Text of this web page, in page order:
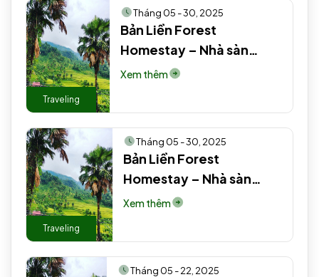
Traveling
Tháng 05 - 30, 2025
Bản Liền Forest
Homestay – Nhà sàn
truyền thống người Tày
Xem thêm
Traveling
Tháng 05 - 30, 2025
Bản Liền Forest
Homestay – Nhà sàn
truyền thống người Tày
Xem thêm
Tháng 05 - 22, 2025